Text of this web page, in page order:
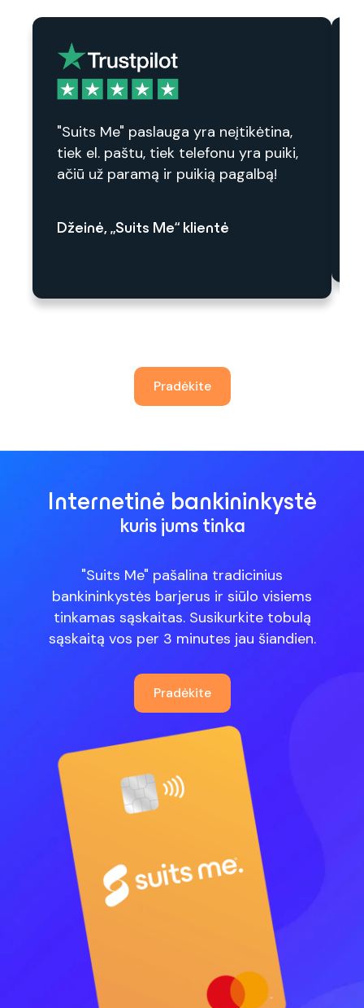
"Suits Me" paslauga yra neįtikėtina,
tiek el. paštu, tiek telefonu yra puiki,
ačiū už paramą ir puikią pagalbą!
Džeinė, „Suits Me“ klientė
Pradėkite
Internetinė bankininkystė
kuris jums tinka
"Suits Me" pašalina tradicinius
bankininkystės barjerus ir siūlo visiems
tinkamas sąskaitas. Susikurkite tobulą
sąskaitą vos per 3 minutes jau šiandien.
Pradėkite